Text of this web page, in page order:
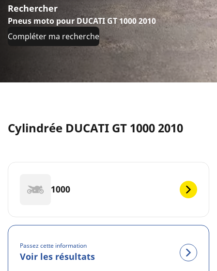
Rechercher
Pneus moto pour DUCATI GT 1000 2010
Compléter ma recherche
Cylindrée DUCATI GT 1000 2010
1000
Passez cette information
Voir les résultats